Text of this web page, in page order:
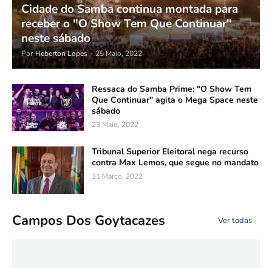
Cidade do Samba continua montada para
receber o "O Show Tem Que Continuar"
neste sábado
Por Heberton Lopes - 25 Maio, 2022
Ressaca do Samba Prime: "O Show Tem
Que Continuar" agita o Mega Space neste
sábado
23 Maio, 2022
Tribunal Superior Eleitoral nega recurso
contra Max Lemos, que segue no mandato
31 Março, 2022
Campos Dos Goytacazes Ver todas